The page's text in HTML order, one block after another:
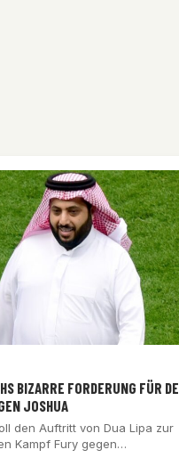
BIZARRE FORDERUNG FÜR
JOSHUA
den Auftritt von Dua Lipa zur
Kampf Fury gegen…